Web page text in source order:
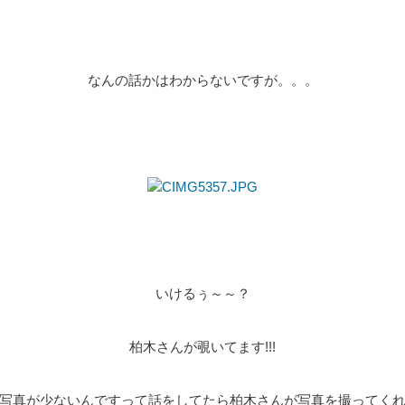
なんの話かはわからないですが。。。
いけるぅ～～？
柏木さんが覗いてます!!!
真が少ないんですって話をしてたら柏木さんが写真を撮ってく